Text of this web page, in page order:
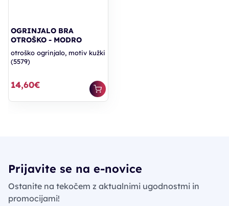
OGRINJALO BRA
OTROŠKO - MODRO
otroško ogrinjalo, motiv kužki
(5579)
14,60€
Prijavite se na e-novice
Ostanite na tekočem z aktualnimi ugodnostmi in
promocijami!